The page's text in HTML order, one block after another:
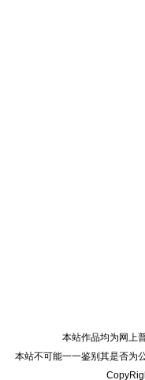
本站作品均为网上
本站不可能一一鉴别其是否为